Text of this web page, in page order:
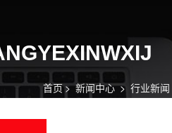
首页 >新闻中心> 行业新闻